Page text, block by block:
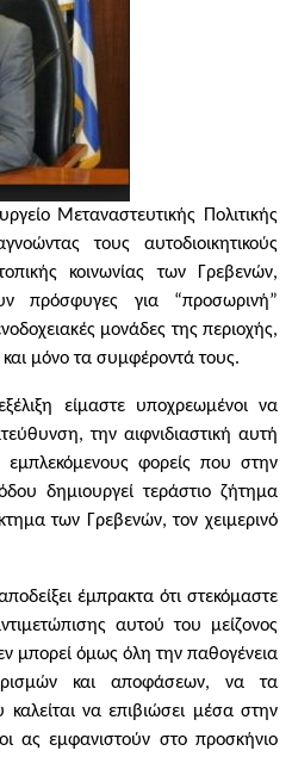
Μεταναστευτικής Πολιτικής
τους αυτοδιοικητικούς
κοινωνίας των Γρεβενών,
πρόσφυγες για “προσωρινή”
μονάδες της περιοχής,
μόνο τα συμφέροντά τους.
είμαστε υποχρεωμένοι να
την αιφνιδιαστική αυτή
φορείς που στην
δημιουργεί τεράστιο ζήτημα
των Γρεβενών, τον χειμερινό
έμπρακτα ότι στεκόμαστε
αυτού του μείζονος
μπορεί όμως όλη την παθογένεια
και αποφάσεων, να τα
καλείται να επιβιώσει μέσα στην
ας εμφανιστούν στο προσκήνιο